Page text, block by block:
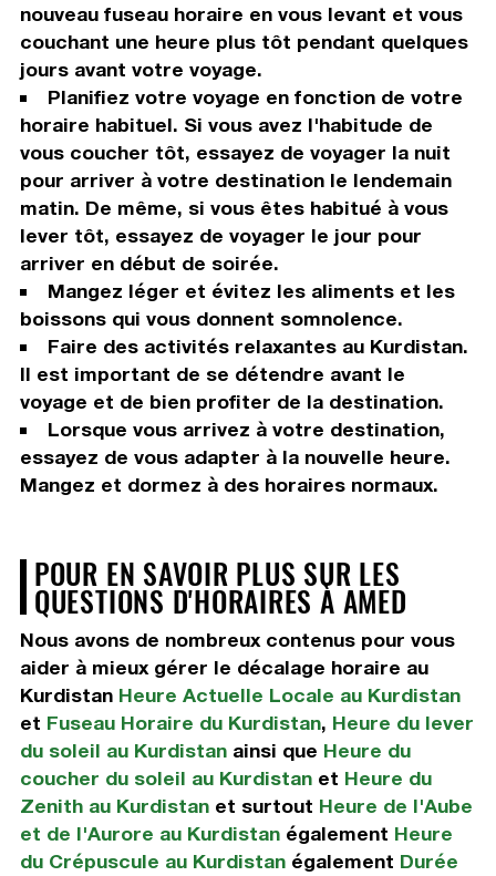
nouveau fuseau horaire en vous levant et vous
couchant une heure plus tôt pendant quelques
jours avant votre voyage.
Planifiez votre voyage en fonction de votre
horaire habituel. Si vous avez l'habitude de
vous coucher tôt, essayez de voyager la nuit
pour arriver à votre destination le lendemain
matin. De même, si vous êtes habitué à vous
lever tôt, essayez de voyager le jour pour
arriver en début de soirée.
Mangez léger et évitez les aliments et les
boissons qui vous donnent somnolence.
Faire des activités relaxantes au Kurdistan.
Il est important de se détendre avant le
voyage et de bien profiter de la destination.
Lorsque vous arrivez à votre destination,
essayez de vous adapter à la nouvelle heure.
Mangez et dormez à des horaires normaux.
POUR EN SAVOIR PLUS SUR LES
QUESTIONS D'HORAIRES À AMED
Nous avons de nombreux contenus pour vous
aider à mieux gérer le décalage horaire au
Kurdistan Heure Actuelle Locale au Kurdistan
et Fuseau Horaire du Kurdistan, Heure du lever
du soleil au Kurdistanainsi que Heure du
coucher du soleil au Kurdistanet Heure du
Zenith au Kurdistanet surtout Heure de l'Aube
et de l'Aurore au Kurdistanégalement Heure
du Crépuscule au Kurdistanégalement Durée